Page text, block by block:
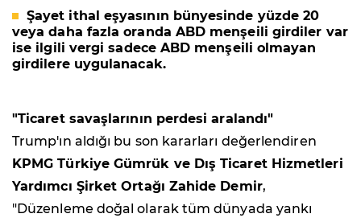
Şayet ithal eşyasının bünyesinde yüzde 20
veya daha fazla oranda ABD menşeili girdiler var
ise ilgili vergi sadece ABD menşeili olmayan
girdilere uygulanacak.
"Ticaret savaşlarının perdesi aralandı"
Trump'ın aldığı bu son kararları değerlendiren
KPMG Türkiye Gümrük ve Dış Ticaret Hizmetleri
Yardımcı Şirket Ortağı Zahide Demir,
"Düzenleme doğal olarak tüm dünyada yankı